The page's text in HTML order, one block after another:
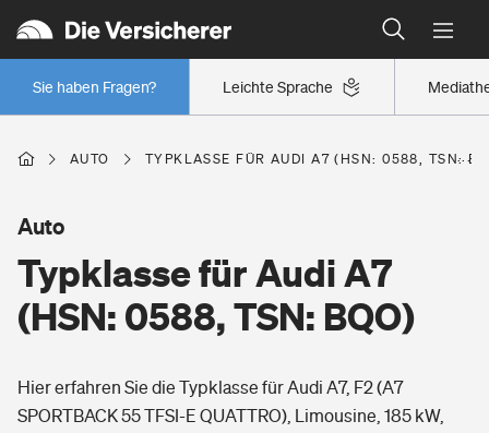
Leichte Sprache
Sie haben Fragen?
Wer versichert was: Jetzt Versicherer finden
Regionalklassen: So ist Ihre Region eingestuft
Wer versichert was: Jetzt Versicherer finden
Berufsunfähigkeitsversicherung
Erwerbsunfähigkeitsversicherung
Grundfähigkeitsversicherung
Wohnen
Freizeit
AUTO TYPKLASSE FÜR AUDI A7 (HSN: 0588, TSN:
Typklasse für Audi A7
(HSN: 0588, TSN: BQO)
Auto
Hier erfahren Sie die Typklasse für Audi A7, F2 (A7
SPORTBACK 55 TFSI-E QUATTRO), Limousine, 185 kW,